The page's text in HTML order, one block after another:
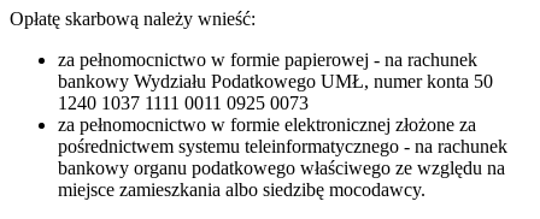
Opłatę skarbową należy wnieść:
za pełnomocnictwo w formie papierowej - na rachunek
bankowy Wydziału Podatkowego UMŁ, numer konta 50
1240 1037 1111 0011 0925 0073
za pełnomocnictwo w formie elektronicznej złożone za
pośrednictwem systemu teleinformatycznego - na rachunek
bankowy organu podatkowego właściwego ze względu na
miejsce zamieszkania albo siedzibę mocodawcy.